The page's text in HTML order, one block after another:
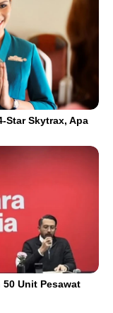
Star Skytrax, Apa
50 Unit Pesawat